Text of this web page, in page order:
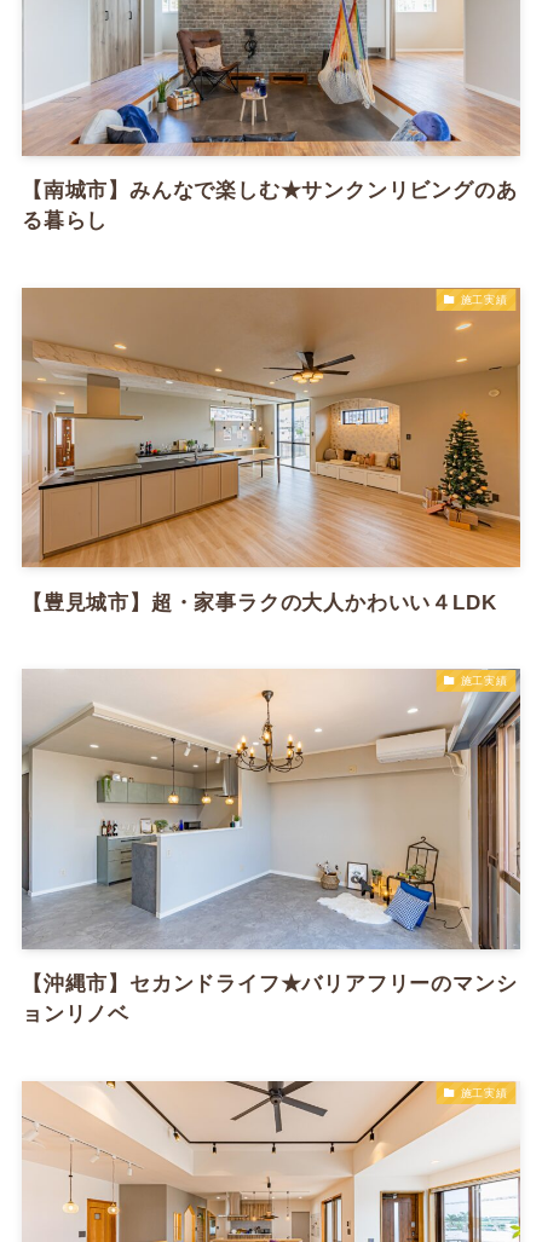
【南城市】みんなで楽しむ★サンクンリビングのあ
る暮らし
施工実績
【豊見城市】超・家事ラクの大人かわいい４LDK
施工実績
【沖縄市】セカンドライフ★バリアフリーのマンシ
ョンリノベ
施工実績